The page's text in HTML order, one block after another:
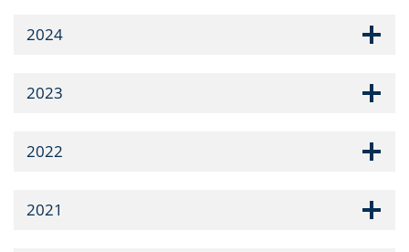
2024
2023
2022
2021